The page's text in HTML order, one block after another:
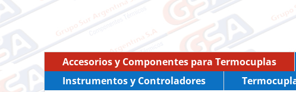
Accesorios y Componentes para Termocuplas
Instrumentos y Controladores